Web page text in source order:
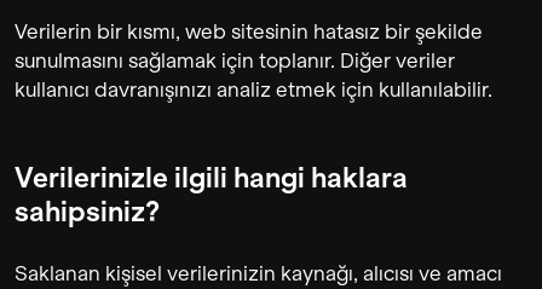
Verilerin bir kısmı, web sitesinin hatasız bir şekilde
sunulmasını sağlamak için toplanır. Diğer veriler
kullanıcı davranışınızı analiz etmek için kullanılabilir.
Verilerinizle ilgili hangi haklara
sahipsiniz?
Saklanan kişisel verilerinizin kaynağı, alıcısı ve amacı